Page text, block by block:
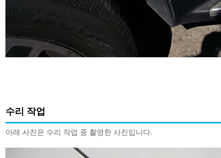
수리 작업
아래 사진은 수리 작업 중 촬영한 사진입니다.